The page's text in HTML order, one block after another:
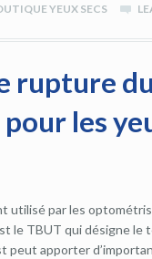
YEUX SECS
rupture
les
utilisé par les
le TBUT qui désigne le
peut apporter